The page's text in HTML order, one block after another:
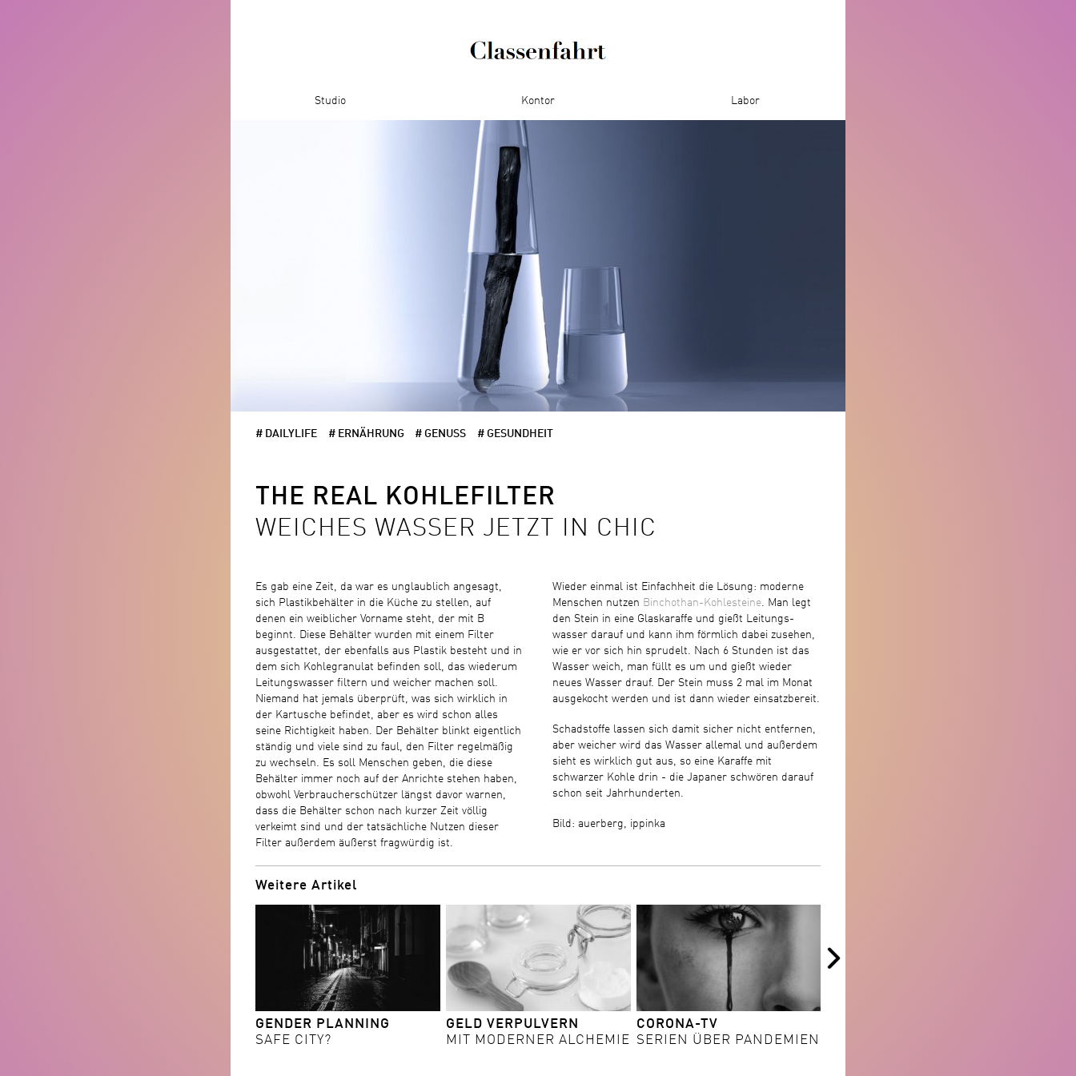
Studio Kontor Labor
# DAILYLIFE # ERNÄHRUNG # GENUSS # GESUNDHEIT
THE REAL KOHLEFILTER
WEICHES WASSER JETZT IN CHIC
Es gab eine Zeit, da war es unglaublich angesagt,
sich Plastikbehälter in die Küche zu stellen, auf
denen ein weiblicher Vorname steht, der mit B
beginnt. Diese Behälter wurden mit einem Filter
ausgestattet, der ebenfalls aus Plastik besteht und in
dem sich Kohlegranulat befinden soll, das wiederum
Leitungswasser filtern und weicher machen soll.
Niemand hat jemals überprüft, was sich wirklich in
der Kartusche befindet, aber es wird schon alles
seine Richtigkeit haben. Der Behälter blinkt eigentlich
ständig und viele sind zu faul, den Filter regelmäßig
zu wechseln. Es soll Menschen geben, die diese
Behälter immer noch auf der Anrichte stehen haben,
obwohl Verbraucherschützer längst davor warnen,
dass die Behälter schon nach kurzer Zeit völlig
verkeimt sind und der tatsächliche Nutzen dieser
Filter außerdem äußerst fragwürdig ist.
Wieder einmal ist Einfachheit die Lösung: moderne
Menschen nutzen Binchothan-Kohlesteine. Man legt
den Stein in eine Glaskaraffe und gießt Leitungs-
wasser darauf und kann ihm förmlich dabei zusehen,
wie er vor sich hin sprudelt. Nach 6 Stunden ist das
Wasser weich, man füllt es um und gießt wieder
neues Wasser drauf. Der Stein muss 2 mal im Monat
ausgekocht werden und ist dann wieder einsatzbereit.
Schadstoffe lassen sich damit sicher nicht entfernen,
aber weicher wird das Wasser allemal und außerdem
sieht es wirklich gut aus, so eine Karaffe mit
schwarzer Kohle drin - die Japaner schwören darauf
schon seit Jahrhunderten.
Bild: auerberg, ippinka
Weitere Artikel
GENDER PLANNING
SAFE CITY?
GELD VERPULVERN
MIT MODERNER ALCHEMIE
CORONA-TV
SERIEN ÜBER PANDEMIEN